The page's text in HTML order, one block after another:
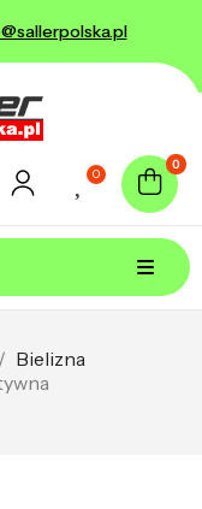
0
0
Bielizna